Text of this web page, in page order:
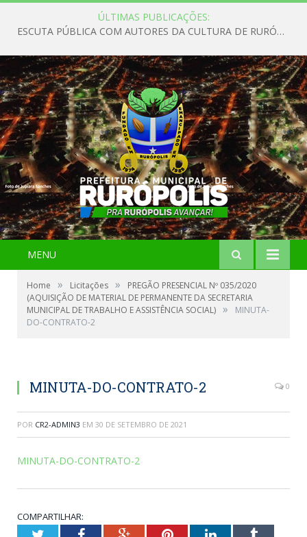
ÚLTIMAS PUBLICAÇÕES:
ESCUTA PÚBLICA COM AUTORES DA CULTURA DE RURÓPOLIS
MENU
Home » Licitações »
PREGÃO PRESENCIAL Nº 035/2020
(AQUISIÇÃO DE MATERIAL DE PERMANENTE DA SECRETARIA
MUNICIPAL DE TRABALHO E ASSISTÊNCIA SOCIAL) »
MINUTA-
DO-CONTRATO-2
MINUTA-DO-CONTRATO-2 0
POR CR2-ADMIN3 EM 30 DE SETEMBRO DE 2021
MINUTA-DO-CONTRATO-2
COMPARTILHAR:
TwitterFacebookGoogle+PinterestLinkedInTumblr